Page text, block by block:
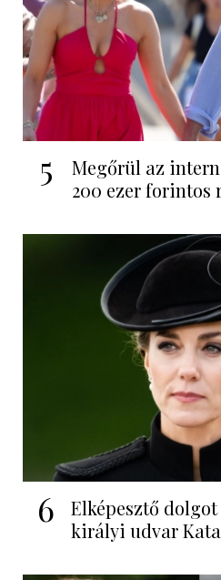
5
Megőrül az
200 ezer forintos
6
Elképesztő
királyi udvar